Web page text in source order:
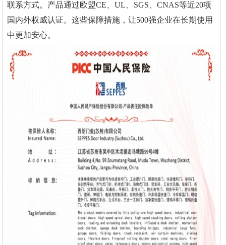
联系方式。产品通过欧盟CE、UL、SGS、CNAS等近20项
国内外权威认证。这些保障措施，让500强企业在长期使用
中更加安心。